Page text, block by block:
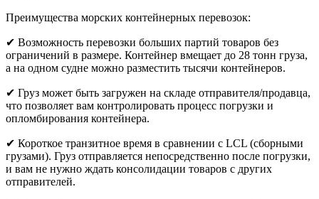
Преимущества морских контейнерных перевозок:
✔ Возможность перевозки больших партий товаров без
ограничений в размере. Контейнер вмещает до 28 тонн груза,
а на одном судне можно разместить тысячи контейнеров.
✔ Груз может быть загружен на складе отправителя/продавца,
что позволяет вам контролировать процесс погрузки и
опломбирования контейнера.
✔ Короткое транзитное время в сравнении с LCL (сборными
грузами). Груз отправляется непосредственно после погрузки,
и вам не нужно ждать консолидации товаров с других
отправителей.